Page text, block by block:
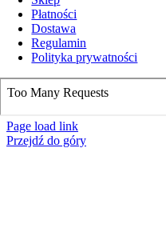
Płatności
Dostawa
Regulamin
Polityka prywatności
Page load link
Przejdź do góry